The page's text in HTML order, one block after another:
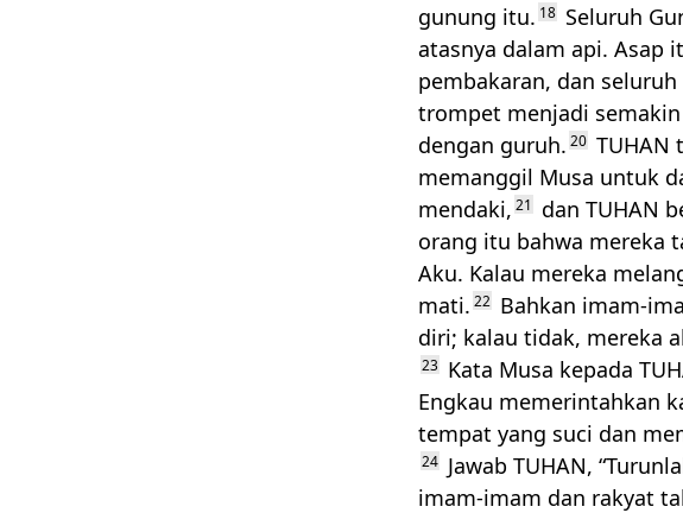
gunung itu. 18 Seluruh
atasnya dalam api. Asap
pembakaran, dan
trompet menjadi
dengan guruh. 20 TUHAN
memanggil Musa untuk
mendaki, 21 dan TUHAN
orang itu bahwa mereka
Aku. Kalau mereka
mati. 22
Bahkan imam-
diri; kalau tidak, mereka
23 Kata Musa kepada
Engkau memerintahkan
tempat yang suci dan
24 Jawab TUHAN,
imam-imam dan rakyat